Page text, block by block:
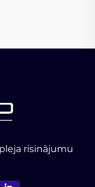
risinājumu